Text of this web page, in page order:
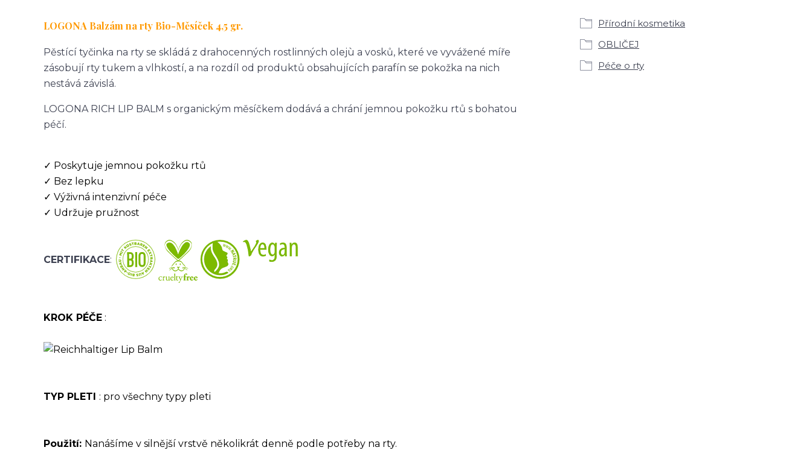
LOGONA Balzám na rty Bio-Měsíček 4,5 gr.
Pěstící tyčinka na rty se skládá z drahocenných rostlinných olejù a vosků, které ve vyvážené míře
zásobují rty tukem a vlhkostí, a na rozdíl od produktů obsahujících parafín se pokožka na nich
nestává závislá.
LOGONA RICH LIP BALM s organickým měsíčkem dodává a chrání jemnou pokožku rtů s bohatou
péčí.
✓ Poskytuje jemnou pokožku rtů
✓ Bez lepku
✓ Výživná intenzivní péče
✓ Udržuje pružnost
CERTIFIKACE:
KROK PÉČE :
TYP PLETI : pro všechny typy pleti
Použití: Nanášíme v silnější vrstvě několikrát denně podle potřeby na rty.
Přírodní kosmetika
OBLIČEJ
Péče o rty